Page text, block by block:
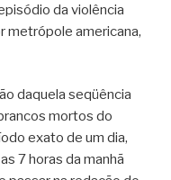
da violência
metrópole americana,
daquela seqüência
mortos do
exato de um dia,
7 horas da manhã